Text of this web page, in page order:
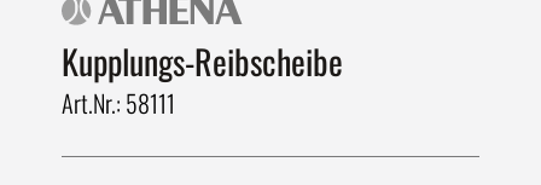
Kupplungs-Reibscheibe
Art.Nr.: 58111